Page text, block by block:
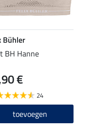
Bühler
BH Hanne
€
24
toevoegen